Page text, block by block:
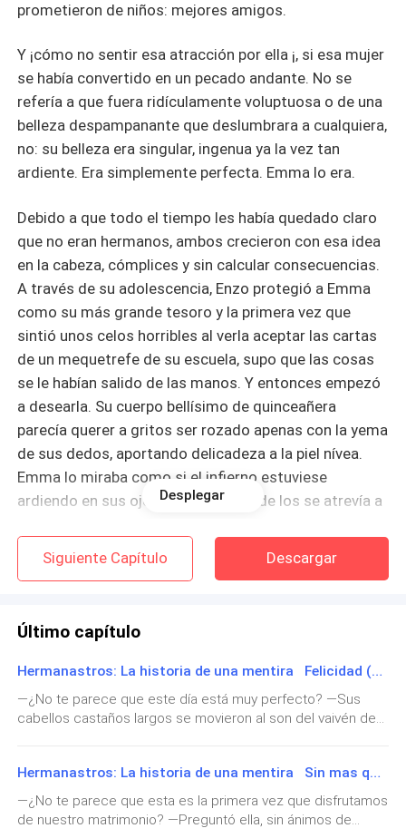
prometieron de niños: mejores amigos.
Y ¡cómo no sentir esa atracción por ella ¡, si esa mujer
se había convertido en un pecado andante. No se
refería a que fuera ridículamente voluptuosa o de una
belleza despampanante que deslumbrara a cualquiera,
no: su belleza era singular, ingenua ya la vez tan
ardiente. Era simplemente perfecta. Emma lo era.
Debido a que todo el tiempo les había quedado claro
que no eran hermanos, ambos crecieron con esa idea
en la cabeza, cómplices y sin calcular consecuencias.
A través de su adolescencia, Enzo protegió a Emma
como su más grande tesoro y la primera vez que
sintió unos celos horribles al verla aceptar las cartas
de un mequetrefe de su escuela, supo que las cosas
se le habían salido de las manos. Y entonces empezó
a desearla. Su cuerpo bellísimo de quinceañera
parecía querer a gritos ser rozado apenas con la yema
de sus dedos, aportando delicadeza a la piel nívea.
Emma lo miraba como si el infierno estuviese
ardiendo en sus ojos, pero ninguno de los se atrevía a
Hasta que él decidió atreverse. Su técnica de
ido incrementándose con el tiempo y ya no era
suficiente tocarla de esa manera. Necesitaban más.
kilómetros, pero la transición fue lenta y padecían el
consumiera y fuera más allá, ¿y si Emma no quería
eso realmente? ¿Y si aceptó sus caricias como un
juego o un simple experimento? ¿Y si ella estaba
Desplegar
Siguiente Capítulo Descargar
Último capítulo
Hermanastros: La historia de una mentira Felicidad (Epilogo)
—¿No te parece que este día está muy perfecto? —Sus
cabellos castaños largos se movieron al son del vaivén de
mano en la cintura femenina y siguió danzando—, ¿lo dices
porque nuestras gemelas están tranquilas por aquí cerca
de su nana, nos casamos hace dos años y ahora mismo
estamos bailando en la boda de nuestros dos mejores
Hermanastros: La historia de una mentira Sin mas que decir
—¿No te parece que esta es la primera vez que disfrutamos
de nuestro matrimonio? —Preguntó ella, sin ánimos de